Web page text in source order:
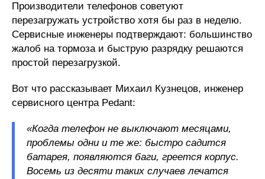
Производители телефонов советуют
перезагружать устройство хотя бы раз в неделю.
Сервисные инженеры подтверждают: большинство
жалоб на тормоза и быструю разрядку решаются
простой перезагрузкой.
Вот что рассказывает Михаил Кузнецов, инженер
сервисного центра Pedant:
«Когда телефон не выключают месяцами,
проблемы одни и те же: быстро садится
батарея, появляются баги, греется корпус.
Восемь из десяти таких случаев лечатся